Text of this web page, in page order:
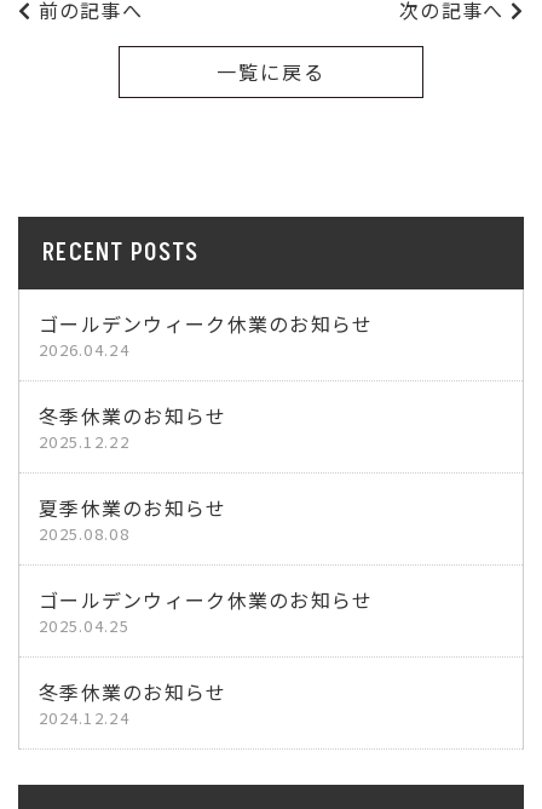
前の記事へ 次の記事へ
一覧に戻る
RECENT POSTS
ゴールデンウィーク休業のお知らせ
2026.04.24
冬季休業のお知らせ
2025.12.22
夏季休業のお知らせ
2025.08.08
ゴールデンウィーク休業のお知らせ
2025.04.25
冬季休業のお知らせ
2024.12.24